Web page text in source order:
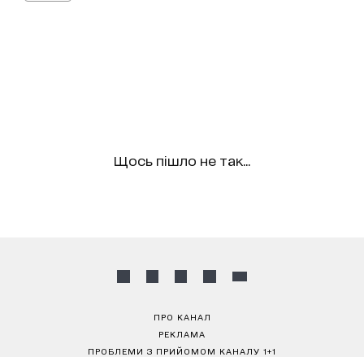
Щось пішло не так...
ПРО КАНАЛ
РЕКЛАМА
ПРОБЛЕМИ З ПРИЙОМОМ КАНАЛУ 1+1